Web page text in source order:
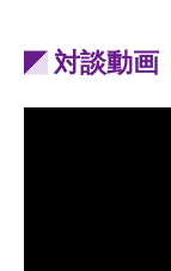
対談動画